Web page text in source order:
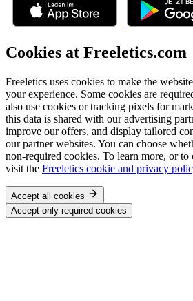
Cookies at Freeletics.com
Freeletics uses cookies to make the
your experience. Some cookies are
also use cookies or tracking pixels for
this data is shared with our advertising
improve our offers, and display tailored
our partner websites. You can choose
non-required cookies. To learn more, or to
visit the Freeletics cookie and privacy
Accept all cookies
Accept only required cookies